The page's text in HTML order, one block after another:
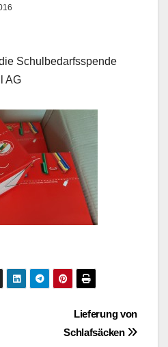
Schulbedarfsspende
AG
Lieferung von
Schlafsäcken